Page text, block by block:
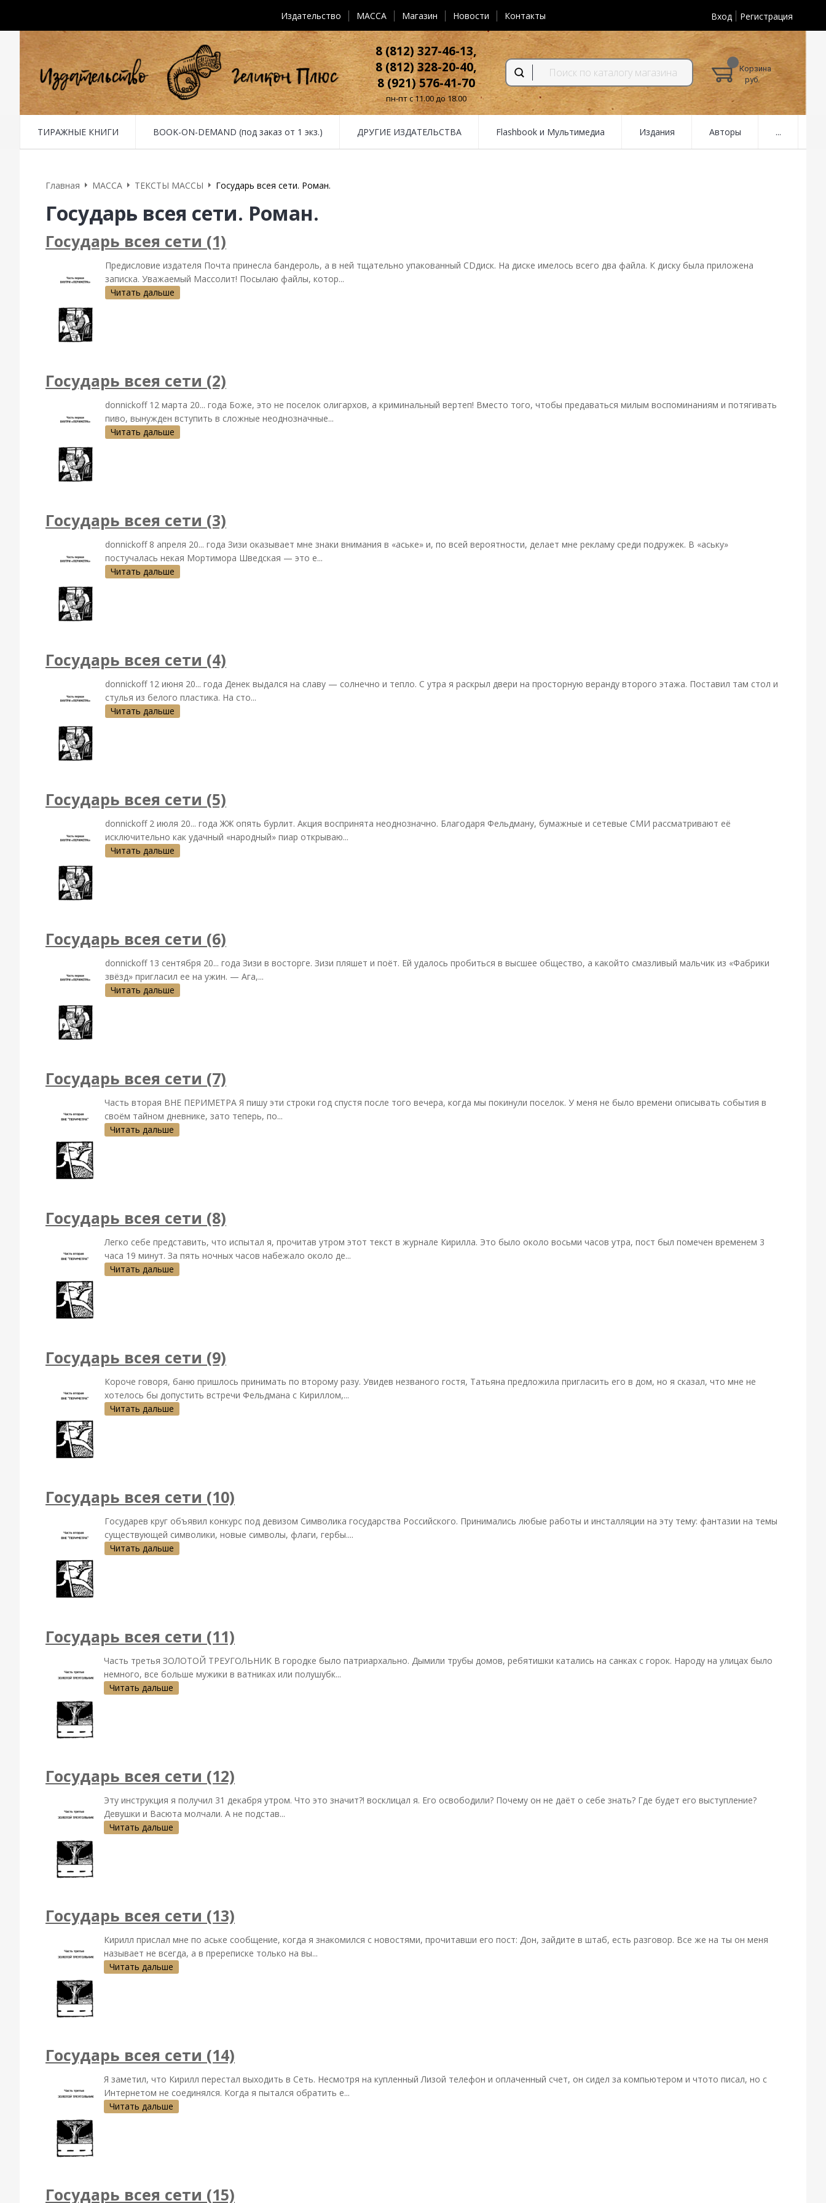
Издательство MACCA Магазин Новости Контакты Вход Регистрация
8 (812) 327-46-13,
8 (812) 328-20-40,
8 (921) 576-41-70
пн-пт с 11.00 до 18.00
Корзина
руб.
ТИРАЖНЫЕ КНИГИ BOOK-ON-DEMAND (под заказ от 1 экз.) ДРУГИЕ ИЗДАТЕЛЬСТВА Flashbook и Мультимедиа Издания Авторы ...
Главная MACCA ТЕКСТЫ МАССЫ Государь всея сети. Роман.
Государь всея сети. Роман.
Государь всея сети (1)
Предисловие издателя Почта принесла бандероль, а в ней тщательно упакованный CDдиск. На диске имелось всего два файла. К диску была приложена
записка. Уважаемый Массолит! Посылаю файлы, котор...
Читать дальше
Государь всея сети (2)
donnickoff 12 марта 20... года Боже, это не поселок олигархов, а криминальный вертеп! Вместо того, чтобы предаваться милым воспоминаниям и потягивать
пиво, вынужден вступить в сложные неоднозначные...
Читать дальше
Государь всея сети (3)
donnickoff 8 апреля 20... года Зизи оказывает мне знаки внимания в «аське» и, по всей вероятности, делает мне рекламу среди подружек. В «аську»
постучалась некая Мортимора Шведская — это е...
Читать дальше
Государь всея сети (4)
donnickoff 12 июня 20... года Денек выдался на славу — солнечно и тепло. С утра я раскрыл двери на просторную веранду второго этажа. Поставил там стол и
стулья из белого пластика. На сто...
Читать дальше
Государь всея сети (5)
donnickoff 2 июля 20... года ЖЖ опять бурлит. Акция воспринята неоднозначно. Благодаря Фельдману, бумажные и сетевые СМИ рассматривают её
исключительно как удачный «народный» пиар открываю...
Читать дальше
Государь всея сети (6)
donnickoff 13 сентября 20... года Зизи в восторге. Зизи пляшет и поёт. Ей удалось пробиться в высшее общество, а какой­то смазливый мальчик из «Фабрики
звёзд» пригласил ее на ужин. — Ага,...
Читать дальше
Государь всея сети (7)
Часть вторая ВНЕ ПЕРИМЕТРА Я пишу эти строки год спустя после того вечера, когда мы покинули поселок. У меня не было времени описывать события в
своём тайном дневнике, зато теперь, по...
Читать дальше
Государь всея сети (8)
Легко себе представить, что испытал я, прочитав утром этот текст в журнале Кирилла. Это было около восьми часов утра, пост был помечен временем 3
часа 19 минут. За пять ночных часов набежало около де...
Читать дальше
Государь всея сети (9)
Короче говоря, баню пришлось принимать по второму разу. Увидев незваного гостя, Татьяна предложила пригласить его в дом, но я сказал, что мне не
хотелось бы допустить встречи Фельдмана с Кириллом,...
Читать дальше
Государь всея сети (10)
Государев круг объявил конкурс под девизом Символика государства Российского. Принимались любые работы и инсталляции на эту тему: фантазии на темы
существующей символики, новые символы, флаги, гербы....
Читать дальше
Государь всея сети (11)
Часть третья ЗОЛОТОЙ ТРЕУГОЛЬНИК В городке было патриархально. Дымили трубы домов, ребятишки катались на санках с горок. Народу на улицах было
немного, все больше мужики в ватниках или полушубк...
Читать дальше
Государь всея сети (12)
Эту инструкция я получил 31 декабря утром. Что это значит?! восклицал я. Его освободили? Почему он не даёт о себе знать? Где будет его выступление?
Девушки и Васюта молчали. А не подстав...
Читать дальше
Государь всея сети (13)
Кирилл прислал мне по аське сообщение, когда я знакомился с новостями, прочитавши его пост: Дон, зайдите в штаб, есть разговор. Все же на ты он меня
называет не всегда, а в пререписке только на вы...
Читать дальше
Государь всея сети (14)
Я заметил, что Кирилл перестал выходить в Сеть. Несмотря на купленный Лизой телефон и оплаченный счет, он сидел за компьютером и чтото писал, но с
Интернетом не соединялся. Когда я пытался обратить е...
Читать дальше
Государь всея сети (15)